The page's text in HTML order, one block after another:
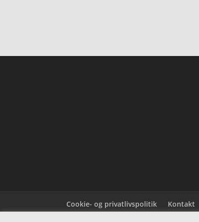
Cookie- og privatlivspolitik Kontakt